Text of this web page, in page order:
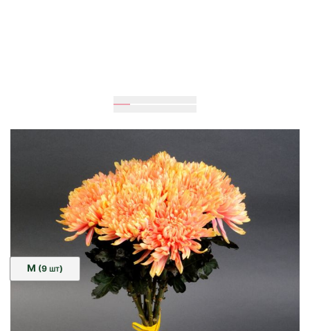
35см
M (9 ШТ)